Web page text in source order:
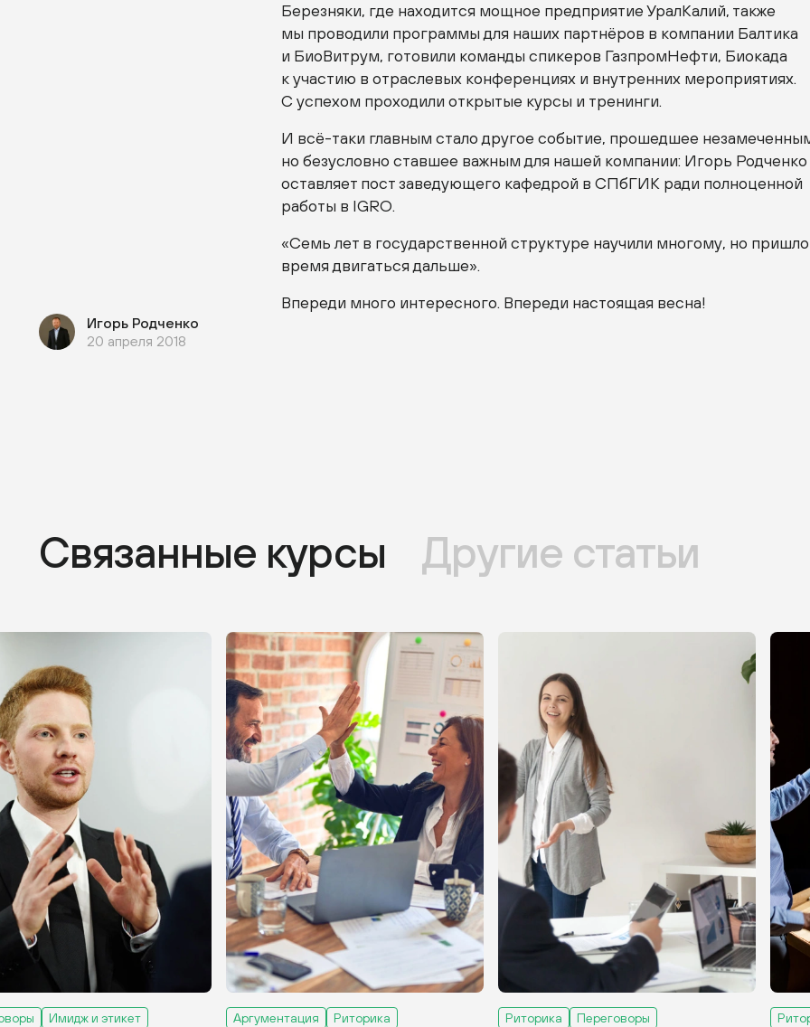
Березняки, где находится мощное предприятие УралКалий, также
мы проводили программы для наших партнёров в компании Балтика
и БиоВитрум, готовили команды спикеров ГазпромНефти, Биокада
к участию в отраслевых конференциях и внутренних мероприятиях.
С успехом проходили открытые курсы и тренинги.
И всё-таки главным стало другое событие, прошедшее
но безусловно ставшее важным для нашей компании: Игорь Родченко
оставляет пост заведующего кафедрой в СПбГИК ради полноценной
работы в IGRO.
«Семь лет в государственной структуре научили многому, но пришло
время двигаться дальше».
Впереди много интересного. Впереди настоящая весна!
Игорь Родченко
20 апреля 2018
Связанные курсы Другие статьи
Имидж и этикет Аргументация
Риторика
Риторика
Переговоры